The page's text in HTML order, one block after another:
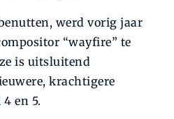
werd vorig jaar
“wayfire” te
is uitsluitend
krachtigere
en 5.